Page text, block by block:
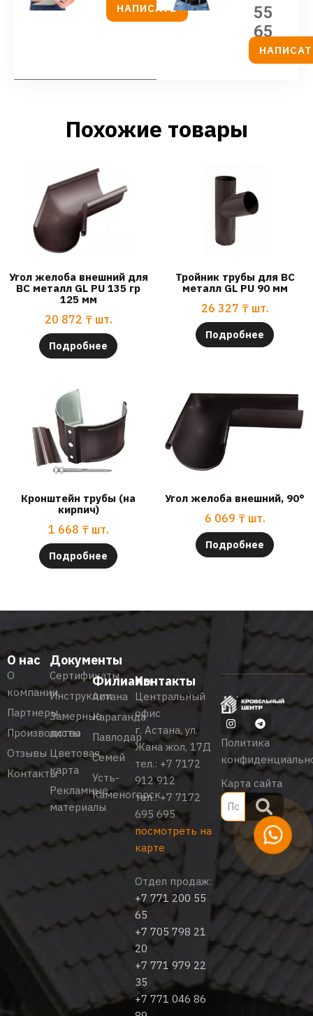
НАПИСАТЬ
55
65
Похожие товары
Угол желоба внешний для
ВС металл GL PU 135 гр
125 мм
20 872 ₸ шт.
Подробнее
Тройник трубы для ВС
металл GL PU 90 мм
26 327 ₸ шт.
Подробнее
Кронштейн трубы (на
кирпич)
1 668 ₸ шт.
Подробнее
Угол желоба внешний, 90°
6 069 ₸ шт.
Подробнее
О нас
О
компании
Партнеры
Производство
Отзывы
Контакты
Документы
Сертификаты
Инструкции
Замерные
листы
Цветовая
карта
Рекламные
материалы
Филиалы
Астана
Караганда
Павлодар
Семей
Усть-
Каменогорск
Контакты
Центральный
офис
г. Астана, ул.
Жана жол, 17Д
тел.: +7 7172
912 912
тел.:+7 7172
695 695
посмотреть на
карте
Отдел продаж:
+7 771 200 55
65
+7 705 798 21
20
+7 771 979 22
35
+7 771 046 86
Политика
Карта сайта